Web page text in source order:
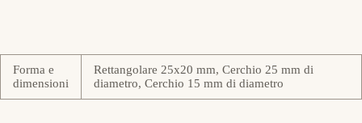
Forma e
dimensioni
Rettangolare 25x20 mm, Cerchio 25 mm di
diametro, Cerchio 15 mm di diametro